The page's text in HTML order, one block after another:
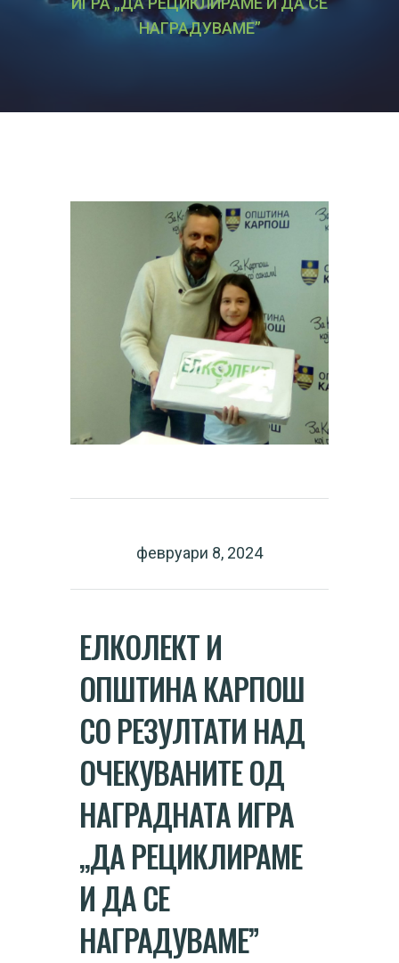
НАГРАДУВАМЕ”
февруари 8, 2024
ЕЛКОЛЕКТ И
ОПШТИНА КАРПОШ
СО РЕЗУЛТАТИ НАД
ОЧЕКУВАНИТЕ ОД
НАГРАДНАТА ИГРА
„ДА РЕЦИКЛИРАМЕ
И ДА СЕ
НАГРАДУВАМЕ”